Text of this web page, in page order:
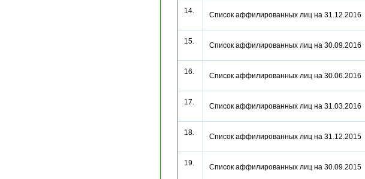
14. Список аффилированных лиц на 31.12.2016
15. Список аффилированных лиц на 30.09.2016
16. Список аффилированных лиц на 30.06.2016
17. Список аффилированных лиц на 31.03.2016
18. Список аффилированных лиц на 31.12.2015
19. Список аффилированных лиц на 30.09.2015